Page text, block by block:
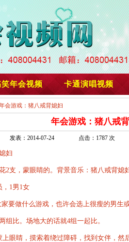
笑年会视频 卡通演唱视频
会游戏：猪八戒背媳妇
年会游戏：猪八戒
发表：2014-07-24 点击：1787 次
妇
2支，蒙眼睛的。背景音乐：猪八戒背媳
，1男1女
要做什么游戏，也许会选上很瘦的男生
组比。场地大的话就4组一起比。
上眼睛，摸索着绕过障碍，找到女伴，